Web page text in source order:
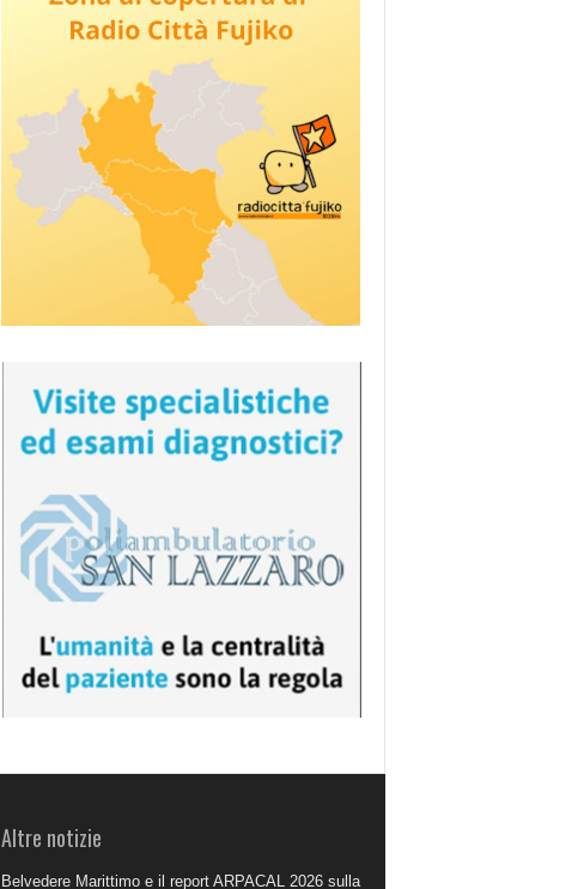
Altre notizie
Belvedere Marittimo e il report ARPACAL 2026 sulla